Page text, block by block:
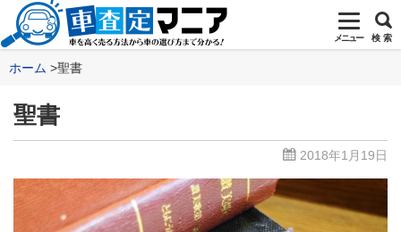
メニュー 検 索
ホーム 聖書
聖書
2018年1月19日